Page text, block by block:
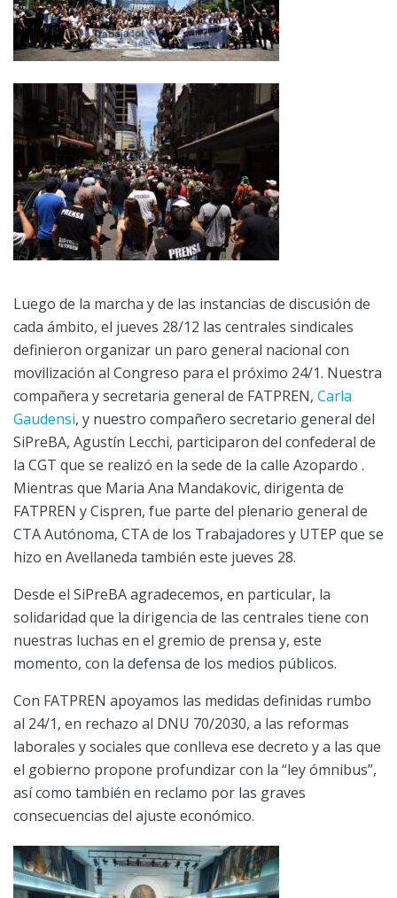
Luego de la marcha y de las instancias de discusión de
cada ámbito, el jueves 28/12 las centrales sindicales
definieron organizar un paro general nacional con
movilización al Congreso para el próximo 24/1. Nuestra
compañera y secretaria general de FATPREN, Carla
Gaudensi, y nuestro compañero secretario general del
SiPreBA, Agustín Lecchi, participaron del confederal de
la CGT que se realizó en la sede de la calle Azopardo .
Mientras que Maria Ana Mandakovic, dirigenta de
FATPREN y Cispren, fue parte del plenario general de
CTA Autónoma, CTA de los Trabajadores y UTEP que se
hizo en Avellaneda también este jueves 28.
Desde el SiPreBA agradecemos, en particular, la
solidaridad que la dirigencia de las centrales tiene con
nuestras luchas en el gremio de prensa y, este
momento, con la defensa de los medios públicos.
Con FATPREN apoyamos las medidas definidas rumbo
al 24/1, en rechazo al DNU 70/2030, a las reformas
laborales y sociales que conlleva ese decreto y a las que
el gobierno propone profundizar con la “ley ómnibus”,
así como también en reclamo por las graves
consecuencias del ajuste económico.